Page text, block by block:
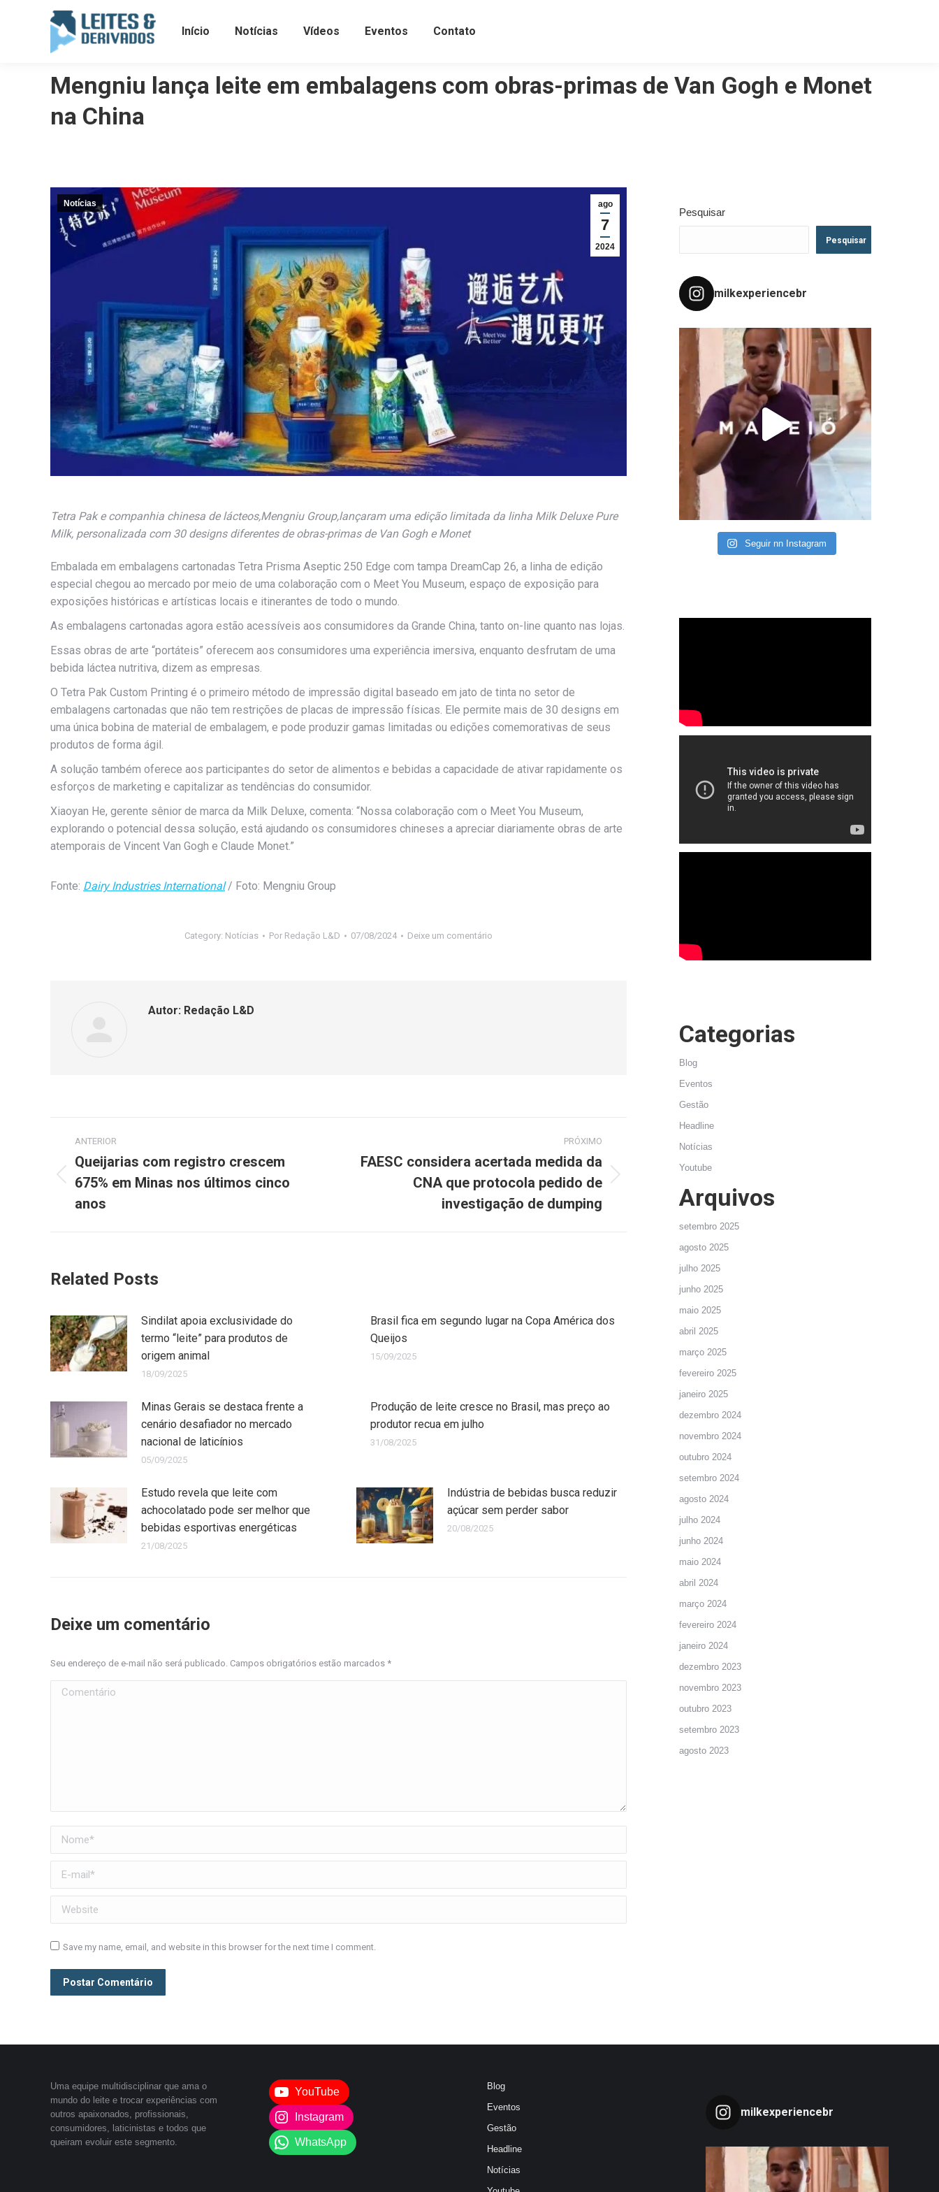
Início Notícias Vídeos Eventos Contato
Mengniu lança leite em embalagens com obras-primas de Van Gogh e Monet
na China
ago
7
2024
Notícias
Tetra Pak e companhia chinesa de lácteos,Mengniu Group,lançaram uma edição limitada da linha Milk Deluxe Pure
Milk, personalizada com 30 designs diferentes de obras-primas de Van Gogh e Monet
Embalada em embalagens cartonadas Tetra Prisma Aseptic 250 Edge com tampa DreamCap 26, a linha de edição
especial chegou ao mercado por meio de uma colaboração com o Meet You Museum, espaço de exposição para
exposições históricas e artísticas locais e itinerantes de todo o mundo.
As embalagens cartonadas agora estão acessíveis aos consumidores da Grande China, tanto on-line quanto nas lojas.
Essas obras de arte “portáteis” oferecem aos consumidores uma experiência imersiva, enquanto desfrutam de uma
bebida láctea nutritiva, dizem as empresas.
O Tetra Pak Custom Printing é o primeiro método de impressão digital baseado em jato de tinta no setor de
embalagens cartonadas que não tem restrições de placas de impressão físicas. Ele permite mais de 30 designs em
uma única bobina de material de embalagem, e pode produzir gamas limitadas ou edições comemorativas de seus
produtos de forma ágil.
A solução também oferece aos participantes do setor de alimentos e bebidas a capacidade de ativar rapidamente os
esforços de marketing e capitalizar as tendências do consumidor.
Xiaoyan He, gerente sênior de marca da Milk Deluxe, comenta: “Nossa colaboração com o Meet You Museum,
explorando o potencial dessa solução, está ajudando os consumidores chineses a apreciar diariamente obras de arte
atemporais de Vincent Van Gogh e Claude Monet.”
Fonte: Dairy Industries International/ Foto: Mengniu Group
Category: Notícias Por Redação L&D 07/08/2024 Deixe um comentário
Autor: Redação L&D
ANTERIOR
Queijarias com registro crescem
675% em Minas nos últimos cinco
anos
PRÓXIMO
FAESC considera acertada medida da
CNA que protocola pedido de
investigação de dumping
Related Posts
Sindilat apoia exclusividade do
termo “leite” para produtos de
origem animal
18/09/2025
Brasil fica em segundo lugar na Copa América dos
Queijos
15/09/2025
Minas Gerais se destaca frente a
cenário desafiador no mercado
nacional de laticínios
05/09/2025
Produção de leite cresce no Brasil, mas preço ao
produtor recua em julho
31/08/2025
Estudo revela que leite com
achocolatado pode ser melhor que
bebidas esportivas energéticas
21/08/2025
Indústria de bebidas busca reduzir
açúcar sem perder sabor
20/08/2025
Deixe um comentário
Seu endereço de e-mail não será publicado. Campos obrigatórios estão marcados *
Comentário
Nome *
E-mail *
Website
Save my name, email, and website in this browser for the next time I comment.
Postar Comentário
Pesquisar
Pesquisar
milkexperiencebr
Seguir nn Instagram
Categorias
Blog
Eventos
Gestão
Headline
Notícias
Youtube
Arquivos
setembro 2025
agosto 2025
julho 2025
junho 2025
maio 2025
abril 2025
março 2025
fevereiro 2025
janeiro 2025
dezembro 2024
novembro 2024
outubro 2024
setembro 2024
agosto 2024
julho 2024
junho 2024
maio 2024
abril 2024
março 2024
fevereiro 2024
janeiro 2024
dezembro 2023
novembro 2023
outubro 2023
setembro 2023
agosto 2023
Uma equipe multidisciplinar que ama o
mundo do leite e trocar experiências com
outros apaixonados, profissionais,
consumidores, laticinistas e todos que
queiram evoluir este segmento.
YouTube
Instagram
WhatsApp
Blog
Eventos
Gestão
Headline
Notícias
milkexperiencebr